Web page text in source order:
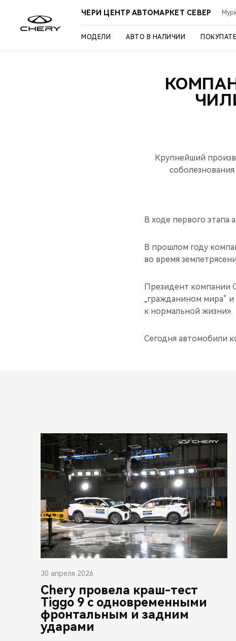
ЧЕРИ ЦЕНТР АВТОМАРКЕТ СЕВЕР
МОДЕЛИ АВТО В НАЛИЧИИ
Крупнейший
В ходе первого этапа
В прошлом году
во время
Президент компании
„гражданином мира“
к нормальной жизни».
Сегодня автомобили
30 апреля 2026
Chery провела краш-тест
Tiggo 9 с одновременными
фронтальным и задним
ударами